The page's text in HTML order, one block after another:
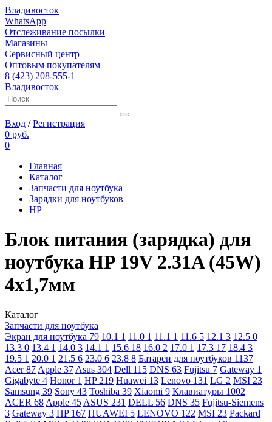
Владивосток
WhatsApp
Отслеживание посылки
Магазины
Сервисный центр
Оптовым покупателям
8 (423) 208-555-1
Владивосток
Вход /Регистрация
0 руб.
0
Главная
Каталог
Запчасти для ноутбука
Зарядки для ноутбуков
HP
Блок питания (зарядка) для
ноутбука HP 19V 2.31A (45W)
4x1,7мм
Каталог
Запчасти для ноутбука
Экран для ноутбука 79 10.1 1 11.0 1 11.1 1 11.6 5 12.1 3 12.5 0
13.3 0 13.4 1 14.0 3 14.1 1 15.6 18 16.0 2 17.0 1 17.3 17 18.4 3
19.5 1 20.0 1 21.5 6 23.0 6 23.8 8 Батареи для ноутбуков 1137
Acer87 Apple 37 Asus 304 Dell 115 DNS 63 Fujitsu 7 Gateway 1
Gigabyte 4 Honor 1 HP 219 Huawei 13 Lenovo 131 LG 2 MSI 23
Samsung 39 Sony 43 Toshiba 39 Xiaomi 9 Клавиатуры 1002
ACER 68 Apple 45 ASUS 231 DELL 56 DNS 35 Fujitsu-Siemens
3 Gateway 3 HP 167 HUAWEI 5 LENOVO 122 MSI 23 Packard